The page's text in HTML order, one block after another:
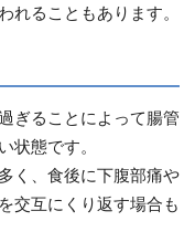
れることもあります。
ぎることによって腸管
状態です。
く、食後に下腹部痛や
交互にくり返す場合も